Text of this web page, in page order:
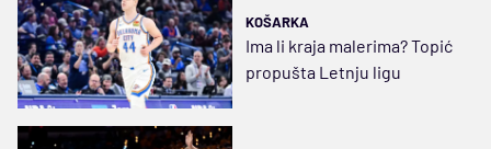
KOŠARKA
Ima li kraja malerima? Topić
propušta Letnju ligu